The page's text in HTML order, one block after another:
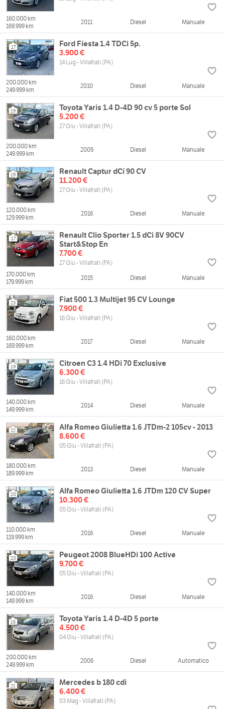
160.000 km
169.999 km
2011 Diesel Manuale
17
Ford Fiesta 1.4 TDCi 5p.
3.900 €
14 Lug - Villafrati (PA)
200.000 km
249.999 km
2010 Diesel Manuale
19
Toyota Yaris 1.4 D-4D 90 cv 5 porte Sol
5.200 €
27 Giu - Villafrati (PA)
200.000 km
249.999 km
2009 Diesel Manuale
19
Renault Captur dCi 90 CV
11.200 €
27 Giu - Villafrati (PA)
120.000 km
129.999 km
2016 Diesel Manuale
17
Renault Clio Sporter 1.5 dCi 8V 90CV
Start&Stop En
7.700 €
27 Giu - Villafrati (PA)
170.000 km
179.999 km
2015 Diesel Manuale
23
Fiat 500 1.3 Multijet 95 CV Lounge
7.900 €
16 Giu - Villafrati (PA)
160.000 km
169.999 km
2017 Diesel Manuale
19
Citroen C3 1.4 HDi 70 Exclusive
6.300 €
16 Giu - Villafrati (PA)
140.000 km
149.999 km
2014 Diesel Manuale
22
Alfa Romeo Giulietta 1.6 JTDm-2 105cv - 2013
8.600 €
05 Giu - Villafrati (PA)
180.000 km
189.999 km
2013 Diesel Manuale
20
Alfa Romeo Giulietta 1.6 JTDm 120 CV Super
10.300 €
05 Giu - Villafrati (PA)
110.000 km
119.999 km
2016 Diesel Manuale
20
Peugeot 2008 BlueHDi 100 Active
9.700 €
05 Giu - Villafrati (PA)
140.000 km
149.999 km
2016 Diesel Manuale
15
Toyota Yaris 1.4 D-4D 5 porte
4.500 €
04 Giu - Villafrati (PA)
200.000 km
249.999 km
2006 Diesel Automatico
21
Mercedes b 180 cdi
6.400 €
03 Mag - Villafrati (PA)